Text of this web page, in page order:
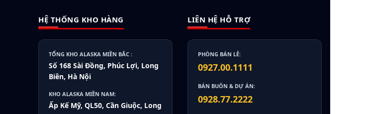
HỆ THỐNG KHO HÀNG
TỔNG KHO ALASKA MIỀN BẮC :
Số 168 Sài Đồng, Phúc Lợi, Long
Biên, Hà Nội
KHO ALASKA MIỀN NAM:
Ấp Kế Mỹ, QL50, Cần Giuộc, Long
LIÊN HỆ HỖ TRỢ
PHÒNG BÁN LẺ:
0927.00.1111
BÁN BUÔN & DỰ ÁN:
0928.77.2222